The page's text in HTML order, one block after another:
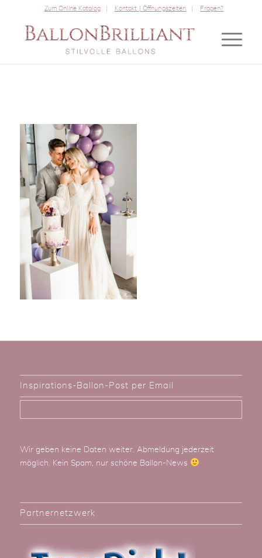
Zum Online Katalog Kontakt | Öffnungszeiten Fragen?
Inspirations-Ballon-Post per Email
Wir geben keine Daten weiter. Abmeldung jederzeit
möglich. Kein Spam, nur schöne Ballon-News
Partnernetzwerk